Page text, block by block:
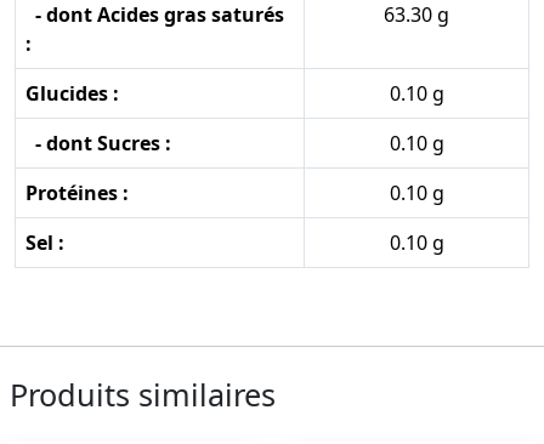
- dont Acides gras saturés
:
63.30 g
Glucides :
0.10 g
- dont Sucres :
0.10 g
Protéines :
0.10 g
Sel :
0.10 g
Produits similaires